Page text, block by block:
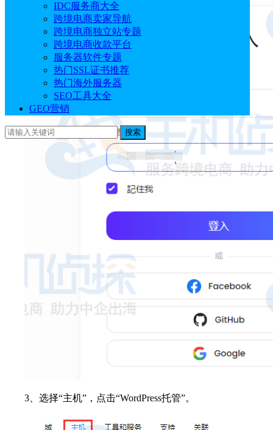
IDC服务商大全
跨境电商卖家导航
跨境电商独立站专题
跨境电商收款平台
服务器软件专题
热门SSL证书推荐
热门海外服务器
SEO工具大全
GEO营销
搜索
3、选择“主机”，点击“WordPress托管”。